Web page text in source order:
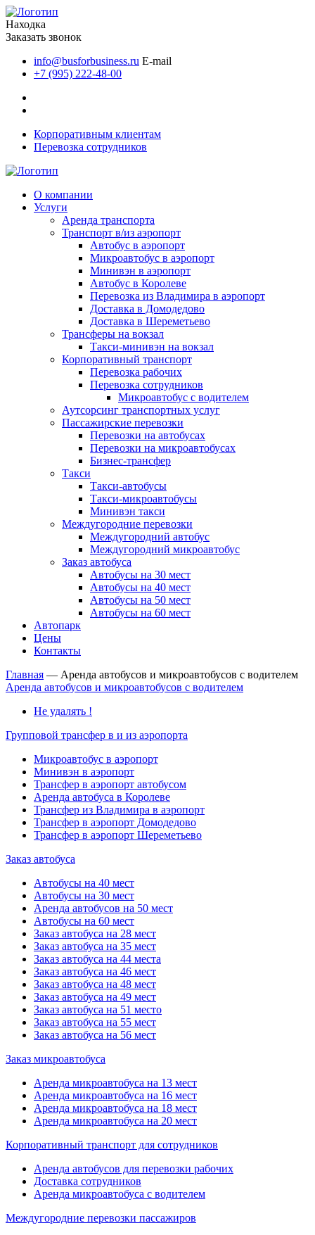
Находка
Заказать звонок
info@busforbusiness.ru E-mail
+7 (995) 222-48-00
Корпоративным клиентам
Перевозка сотрудников
О компании
Услуги
Аренда транспорта
Транспорт в/из аэропорт
Автобус в аэропорт
Микроавтобус в аэропорт
Минивэн в аэропорт
Автобус в Королеве
Перевозка из Владимира в аэропорт
Доставка в Домодедово
Доставка в Шереметьево
Трансферы на вокзал
Такси-минивэн на вокзал
Корпоративный транспорт
Перевозка рабочих
Перевозка сотрудников
Микроавтобус с водителем
Аутсорсинг транспортных услуг
Пассажирские перевозки
Перевозки на автобусах
Перевозки на микроавтобусах
Бизнес-трансфер
Такси
Такси-автобусы
Такси-микроавтобусы
Минивэн такси
Междугородние перевозки
Междугородний автобус
Междугородний микроавтобус
Заказ автобуса
Автобусы на 30 мест
Автобусы на 40 мест
Автобусы на 50 мест
Автобусы на 60 мест
Автопарк
Цены
Контакты
Главная — Аренда автобусов и микроавтобусов с водителем
Аренда автобусов и микроавтобусов с водителем
Не удалять !
Групповой трансфер в и из аэропорта
Микроавтобус в аэропорт
Минивэн в аэропорт
Трансфер в аэропорт автобусом
Аренда автобуса в Королеве
Трансфер из Владимира в аэропорт
Трансфер в аэропорт Домодедово
Трансфер в аэропорт Шереметьево
Заказ автобуса
Автобусы на 40 мест
Автобусы на 30 мест
Аренда автобусов на 50 мест
Автобусы на 60 мест
Заказ автобуса на 28 мест
Заказ автобуса на 35 мест
Заказ автобуса на 44 места
Заказ автобуса на 46 мест
Заказ автобуса на 48 мест
Заказ автобуса на 49 мест
Заказ автобуса на 51 место
Заказ автобуса на 55 мест
Заказ автобуса на 56 мест
Заказ микроавтобуса
Аренда микроавтобуса на 13 мест
Аренда микроавтобуса на 16 мест
Аренда микроавтобуса на 18 мест
Аренда микроавтобуса на 20 мест
Корпоративный транспорт для сотрудников
Аренда автобусов для перевозки рабочих
Доставка сотрудников
Аренда микроавтобуса с водителем
Междугородние перевозки пассажиров